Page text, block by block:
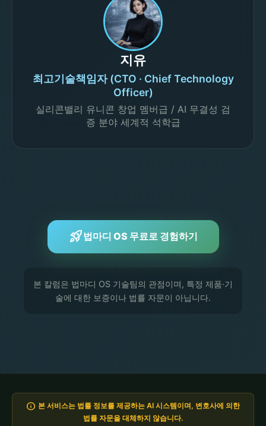
지유
최고기술책임자 (CTO · Chief Technology
Officer)
실리콘밸리 유니콘 창업 멤버급 / AI 무결성 검
증 분야 세계적 석학급
rocket_launch법마디 OS 무료로 경험하기
본 칼럼은 법마디 OS 기술팀의 관점이며, 특정 제품·기
술에 대한 보증이나 법률 자문이 아닙니다.
info 본 서비스는 법률 정보를 제공하는 AI 시스템이며, 변호사에 의한
법률 자문을 대체하지 않습니다.